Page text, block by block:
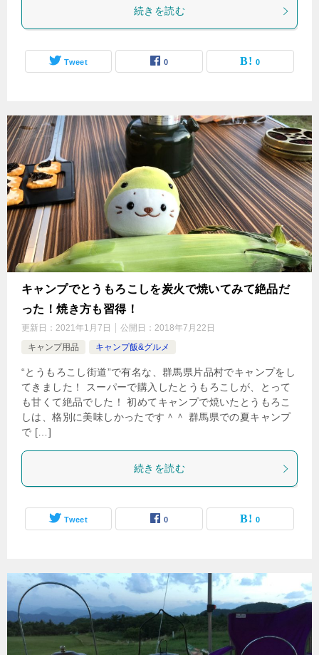
続きを読む
Tweet 0 0
キャンプでとうもろこしを炭火で焼いてみて絶品だ
った！焼き方も習得！
更新日： 2021年1月7日 公開日： 2018年7月22日
キャンプ用品
キャンプ飯&グルメ
“とうもろこし街道”で有名な、群馬県片品村でキャンプをし
てきました！ スーパーで購入したとうもろこしが、とって
も甘くて絶品でした！ 初めてキャンプで焼いたとうもろこ
しは、格別に美味しかったです＾＾ 群馬県での夏キャンプ
で […]
続きを読む
Tweet 0 0